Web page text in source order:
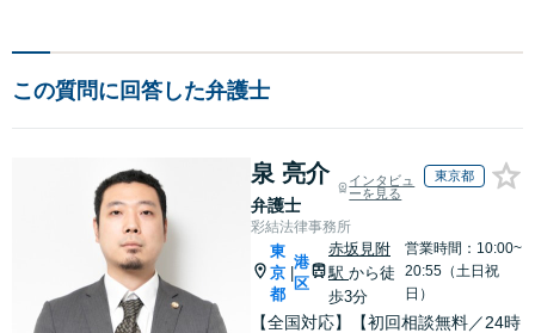
この質問に回答した弁護士
泉 亮介
弁護士
インタビュ
ーを見る
東京都
彩結法律事務所
東
京
都
港
区
赤坂見附
駅 から徒
歩3分
営業時間：10:00~
20:55（土日祝
日）
【全国対応】【初回相談無料／24時